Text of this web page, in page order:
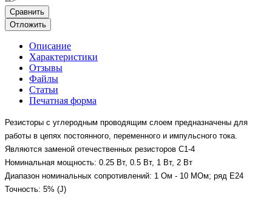
Сравнить
Отложить
Описание
Характеристики
Отзывы
Файлы
Статьи
Печатная форма
Резисторы с углеродным проводящим слоем предназначены для
работы в цепях постоянного, переменного и импульсного тока.
Являются заменой отечественных резисторов С1-4
Номинальная мощность: 0.25 Вт, 0.5 Вт, 1 Вт, 2 Вт
Диапазон номинальных сопротивлений: 1 Ом - 10 МОм; ряд E24
Точность: 5% (J)